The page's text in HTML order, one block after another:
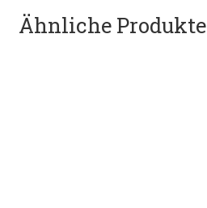
Ähnliche Produkte